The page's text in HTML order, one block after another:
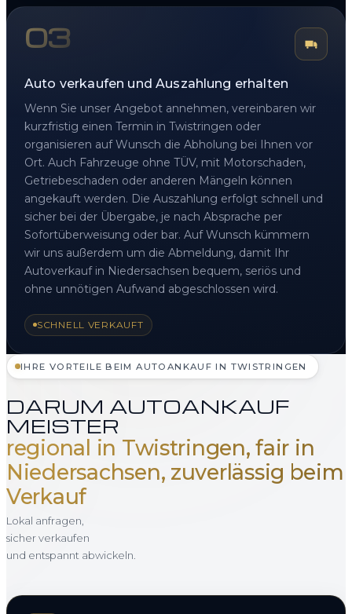
03
Auto verkaufen und Auszahlung erhalten
Wenn Sie unser Angebot annehmen, vereinbaren wir
kurzfristig einen Termin in Twistringen oder
organisieren auf Wunsch die Abholung bei Ihnen vor
Ort. Auch Fahrzeuge ohne TÜV, mit Motorschaden,
Getriebeschaden oder anderen Mängeln können
angekauft werden. Die Auszahlung erfolgt schnell und
sicher bei der Übergabe, je nach Absprache per
Sofortüberweisung oder bar. Auf Wunsch kümmern
wir uns außerdem um die Abmeldung, damit Ihr
Autoverkauf in Niedersachsen bequem, seriös und
ohne unnötigen Aufwand abgeschlossen wird.
SCHNELL VERKAUFT
IHRE VORTEILE BEIM AUTOANKAUF IN TWISTRINGEN
DARUM AUTOANKAUF
MEISTER
regional in Twistringen, fair in
Niedersachsen, zuverlässig beim
Verkauf
Lokal anfragen,
sicher verkaufen
und entspannt abwickeln.